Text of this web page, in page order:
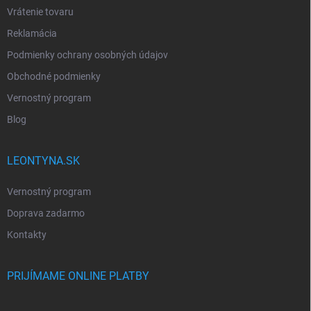
Vrátenie tovaru
Reklamácia
Podmienky ochrany osobných údajov
Obchodné podmienky
Vernostný program
Blog
LEONTYNA.SK
Vernostný program
Doprava zadarmo
Kontakty
PRIJÍMAME ONLINE PLATBY